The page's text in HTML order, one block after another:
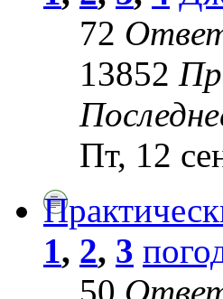
72
13852
Пт, 12
1, 2, 3
50